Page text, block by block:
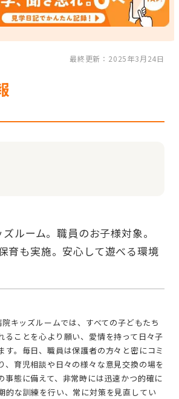
最終更新：2025年3月24日
育も実施。安心して遊べる環境
ることを心より願い、愛情を持って日々子
す。毎日、職員は保護者の方々と密にコミ
、育児相談や日々の様々な意見交換の場を
事態に備えて、非常時には迅速かつ的確に
的な訓練を行い、常に対策を見直してい